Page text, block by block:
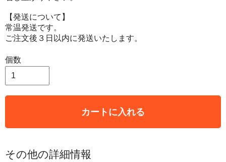
【発送について】
常温発送です。
ご注文後３日以内に発送いたします。
個数
カートに入れる
その他の詳細情報